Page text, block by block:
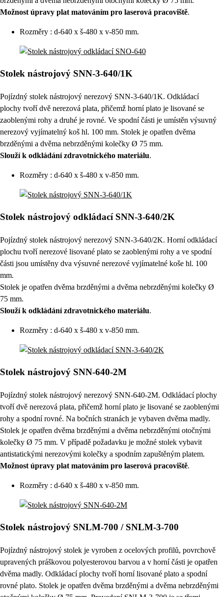
Možnost úpravy plat matováním pro laserová pracoviště.
Rozměry : d-640 x š-480 x v-850 mm.
Stolek nástrojový SNN-3-640/1K
Pojízdný stolek nástrojový nerezový SNN-3-640/1K. Odkládací
plochy tvoří dvě nerezová plata, přičemž horní plato je lisované se
zaoblenými rohy a druhé je rovné. Ve spodní části je umístěn výsuvný
nerezový vyjímatelný koš hl. 100 mm. Stolek je opatřen dvěma
brzděnými a dvěma nebrzděnými kolečky Ø 75 mm.
Slouží k odkládání zdravotnického materiálu.
Rozměry : d-640 x š-480 x v-850 mm.
Stolek nástrojový odkládací SNN-3-640/2K
Pojízdný stolek nástrojový nerezový SNN-3-640/2K. Horní odkládací
plochu tvoří nerezové lisované plato se zaoblenými rohy a ve spodní
části jsou umístěny dva výsuvné nerezové vyjímatelné koše hl. 100
mm.
Stolek je opatřen dvěma brzděnými a dvěma nebrzděnými kolečky Ø
75 mm.
Slouží k odkládání zdravotnického materiálu.
Rozměry : d-640 x š-480 x v-850 mm.
Stolek nástrojový SNN-640-2M
Pojízdný stolek nástrojový nerezový SNN-640-2M. Odkládací plochy
tvoří dvě nerezová plata, přičemž horní plato je lisované se zaoblenými
rohy a spodní rovné. Na bočních stranách je vybaven dvěma madly.
Stolek je opatřen dvěma brzděnými a dvěma nebrzděnými otočnými
kolečky Ø 75 mm. V případě požadavku je možné stolek vybavit
antistatickými nerezovými kolečky a spodním zapuštěným platem.
Možnost úpravy plat matováním pro laserová pracoviště.
Rozměry : d-640 x š-480 x v-850 mm.
Stolek nástrojový SNLM-700 / SNLM-3-700
Pojízdný nástrojový stolek je vyroben z ocelových profilů, povrchově
upravených práškovou polyesterovou barvou a v horní části je opatřen
dvěma madly. Odkládací plochy tvoří horní lisované plato a spodní
rovné plato. Stolek je opatřen dvěma brzděnými a dvěma nebrzděnými